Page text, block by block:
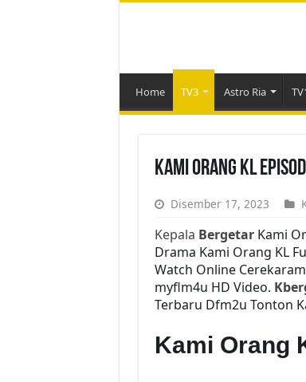
Home TV3 Astro Ria
Kami Orang KL
Disember 17, 2023
Kepala BergetarKami
Drama Kami Orang KL
Watch Online
myflm4u HD Video.
Terbaru Dfm2u Tonton
Kami Orang